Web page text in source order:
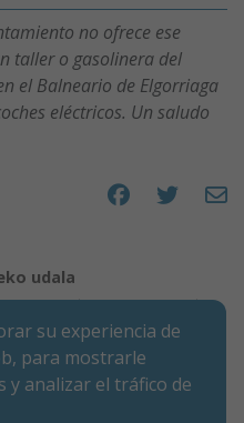
no ofrece ese
taller o gasolinera del
el Balneario de Elgorriaga
eléctricos. Un saludo
Compartir en
udala
privacidad
| Doneztebe/Santesteban
948 45 09 39
su experiencia de
para mostrarle
y analizar el tráfico de